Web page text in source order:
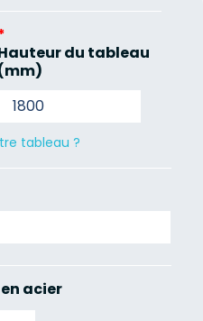
du tableau
tableau ?
acier